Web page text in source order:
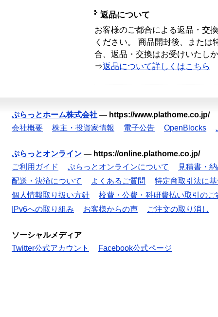
返品について
お客様のご都合による返品・交
ください。 商品開封後、または
合、返品・交換はお受けいたし
⇒返品について詳しくはこちら
ぷらっとホーム株式会社 — https://www.plathome.co.jp/
会社概要
株主・投資家情報 電子公告 OpenBlocks
ぷらっとオンライン — https://online.plathome.co.jp/
ご利用ガイド
ぷらっとオンラインについて
見積書・
配送・決済について
よくあるご質問
特定商取引法に
個人情報取り扱い方針
校費・公費・科研費払い取引のご
IPv6への取り組み
お客様からの声 ご注文の取り消し
ソーシャルメディア
Twitter公式アカウント
Facebook公式ページ